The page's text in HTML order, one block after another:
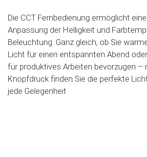
Die CCT Fernbedienung ermöglicht
Anpassung der Helligkeit und
Beleuchtung. Ganz gleich, ob Sie
Licht für einen entspannten Abend
für produktives Arbeiten bevorzugen –
Knopfdruck finden Sie die perfekte
jede Gelegenheit